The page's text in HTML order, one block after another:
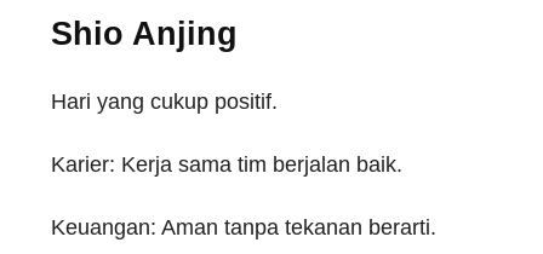
Shio Anjing
Hari yang cukup positif.
Karier: Kerja sama tim berjalan baik.
Keuangan: Aman tanpa tekanan berarti.